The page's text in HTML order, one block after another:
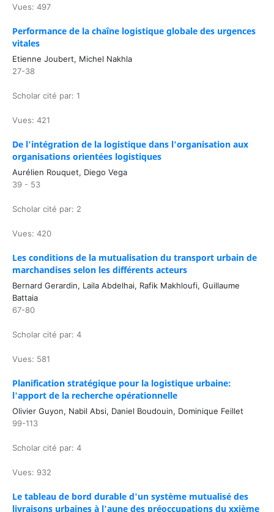
Vues: 497
Performance de la chaîne logistique globale des urgences
vitales
Etienne Joubert, Michel Nakhla
27-38
Scholar cité par: 1
Vues: 421
De l'intégration de la logistique dans l'organisation aux
organisations orientées logistiques
Aurélien Rouquet, Diego Vega
39 - 53
Scholar cité par: 2
Vues: 420
Les conditions de la mutualisation du transport urbain de
marchandises selon les différents acteurs
Bernard Gerardin, Laila Abdelhai, Rafik Makhloufi, Guillaume
Battaia
67-80
Scholar cité par: 4
Vues: 581
Planification stratégique pour la logistique urbaine:
l'apport de la recherche opérationnelle
Olivier Guyon, Nabil Absi, Daniel Boudouin, Dominique Feillet
99-113
Scholar cité par: 4
Vues: 932
Le tableau de bord durable d'un système mutualisé des
livraisons urbaines à l'aune des préoccupations du xxième